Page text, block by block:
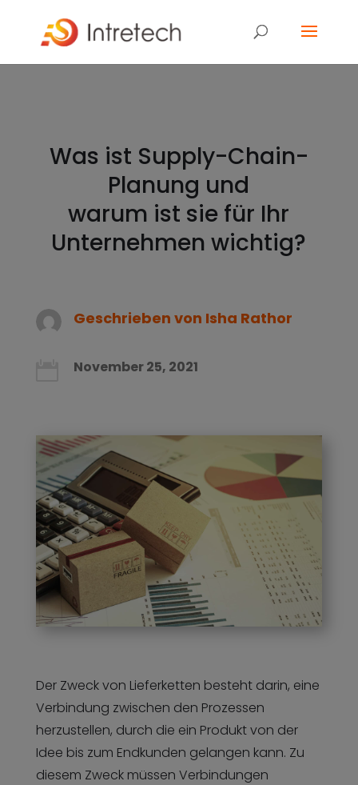
Was ist Supply-Chain-
Planung und
warum ist sie für Ihr
Unternehmen wichtig?
Geschrieben von Isha Rathor
November 25, 2021
Der Zweck von Lieferketten besteht darin, eine
Verbindung zwischen den Prozessen
herzustellen, durch die ein Produkt von der
Idee bis zum Endkunden gelangen kann. Zu
diesem Zweck müssen Verbindungen